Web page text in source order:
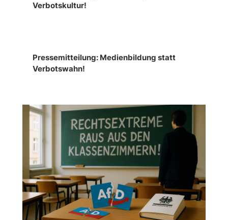
Verbotskultur!
Pressemitteilung: Medienbildung statt
Verbotswahn!